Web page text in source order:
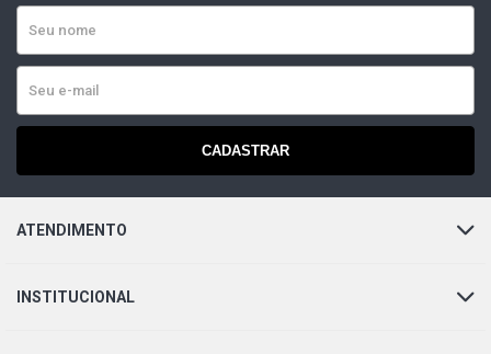
CADASTRAR
ATENDIMENTO
INSTITUCIONAL